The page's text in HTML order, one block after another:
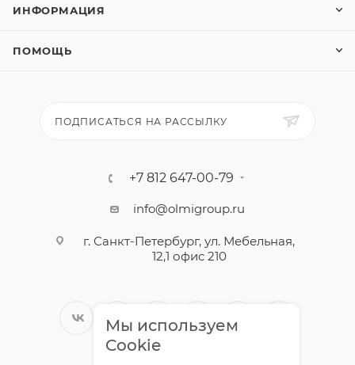
ИНФОРМАЦИЯ
ПОМОЩЬ
ПОДПИСАТЬСЯ НА РАССЫЛКУ
+7 812 647-00-79
info@olmigroup.ru
г. Санкт-Петербург, ул. Мебельная,
12,1 офис 210
Мы используем
Cookie